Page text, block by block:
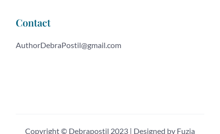
Contact
AuthorDebraPostil@gmail.com
Copyright © Debrapostil 2023 | Designed by Fuzia